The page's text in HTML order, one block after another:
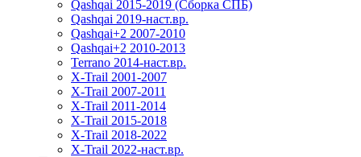
Qashqai 2015-2019 (Сборка СПБ)
Qashqai 2019-наст.вр.
Qashqai+2 2007-2010
Qashqai+2 2010-2013
Terrano 2014-наст.вр.
X-Trail 2001-2007
X-Trail 2007-2011
X-Trail 2011-2014
X-Trail 2015-2018
X-Trail 2018-2022
X-Trail 2022-наст.вр.